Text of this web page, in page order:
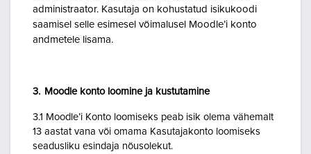
administraator. Kasutaja on kohustatud isikukoodi
saamisel selle esimesel võimalusel Moodle’i konto
andmetele lisama.
3. Moodle konto loomine ja kustutamine
3.1 Moodle’i Konto loomiseks peab isik olema vähemalt
13 aastat vana või omama Kasutajakonto loomiseks
seadusliku esindaja nõusolekut.